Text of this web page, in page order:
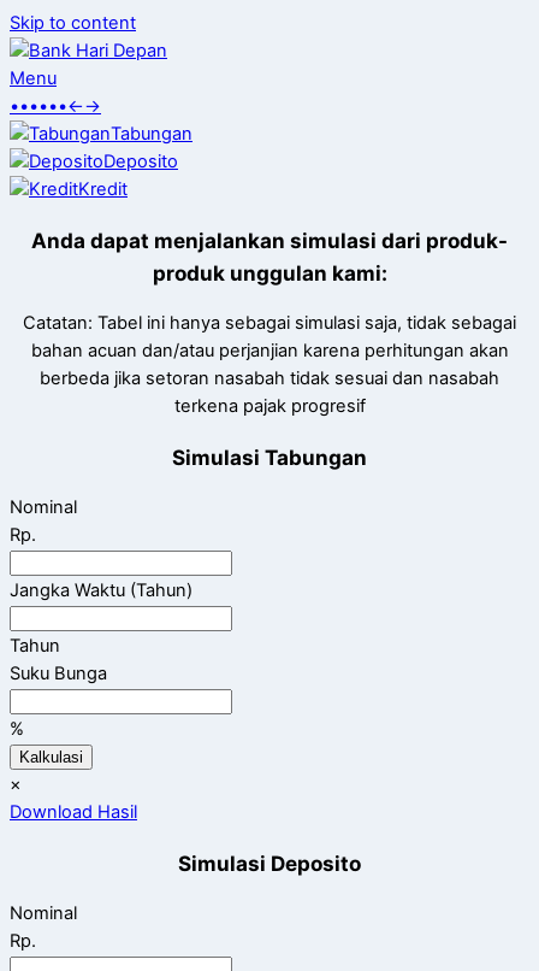
Skip to content
Menu
••••••←→
Tabungan
Deposito
Kredit
Anda dapat menjalankan simulasi dari produk-
produk unggulan kami:
Catatan: Tabel ini hanya sebagai simulasi saja, tidak sebagai
bahan acuan dan/atau perjanjian karena perhitungan akan
berbeda jika setoran nasabah tidak sesuai dan nasabah
terkena pajak progresif
Simulasi Tabungan
Nominal
Rp.
Jangka Waktu (Tahun)
Tahun
Suku Bunga
%
Kalkulasi
×
Download Hasil
Simulasi Deposito
Nominal
Rp.